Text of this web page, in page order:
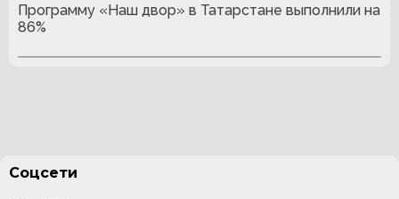
Программу «Наш двор» в Татарстане выполнили на
86%
Соцсети